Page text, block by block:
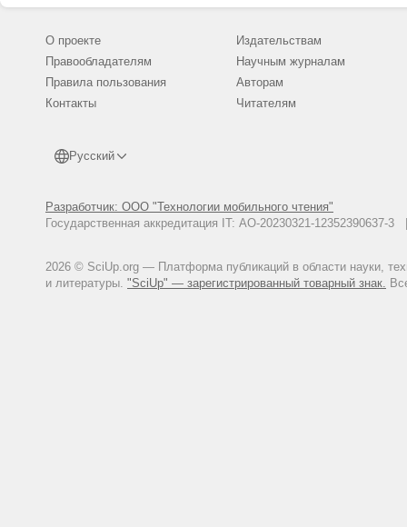
О проекте
Правообладателям
Правила пользования
Контакты
Русский
Разработчик: ООО "Технологии мобильного чтения"
Государственная аккредитация IT: АО-20230321-
2026 © SciUp.org — Платформа публикаций в области науки,
и литературы. "SciUp" — зарегистрированный товарный знак.
Издательствам
Научным журналам
Авторам
Читателям